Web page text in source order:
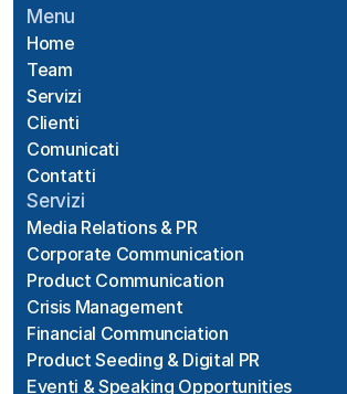
Menu
Home
Team
Servizi
Clienti
Comunicati
Contatti
Servizi
Media Relations & PR
Corporate Communication
Product Communication
Crisis Management
Financial Communciation
Product Seeding & Digital PR
Eventi & Speaking Opportunities